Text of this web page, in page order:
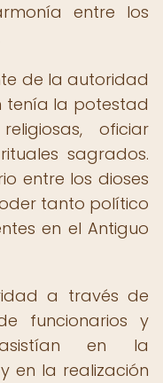
entre los
de la autoridad
tenía la potestad
oficiar
sagrados.
entre los dioses
tanto político
en el Antiguo
a través de
funcionarios y
en la
en la realización